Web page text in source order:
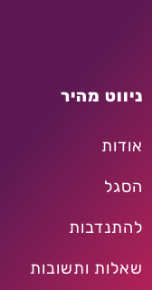
ניווט מהיר
אודות
הסגל
להתנדבות
שאלות ותשובות